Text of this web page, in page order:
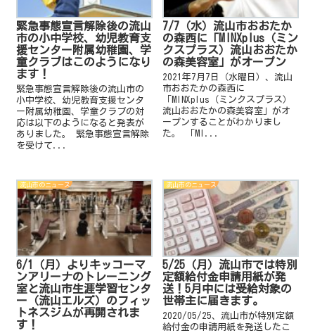
緊急事態宣言解除後の流山
市の小中学校、幼児教育支
援センター附属幼稚園、学
童クラブはこのようになり
ます！
緊急事態宣言解除後の流山市の
小中学校、幼児教育支援センタ
ー附属幼稚園、学童クラブの対
応は以下のようになると発表が
ありました。 緊急事態宣言解除
を受けて...
7/7（水）流山市おおたか
の森西に「MINXplus（ミン
クスプラス）流山おおたか
の森美容室」がオープン
2021年7月7日（水曜日）、流山
市おおたかの森西に
「MINXplus（ミンクスプラス）
流山おおたかの森美容室」がオ
ープンすることがわかりまし
た。 「MI...
流山市のニュース
6/1（月）よりキッコーマ
ンアリーナのトレーニング
室と流山市生涯学習センタ
ー（流山エルズ）のフィッ
トネスジムが再開されま
す！
流山市のニュース
5/25（月）流山市では特別
定額給付金申請用紙が発
送！5月中には受給対象の
世帯主に届きます。
2020/05/25、流山市が特別定額
給付金の申請用紙を発送したこ